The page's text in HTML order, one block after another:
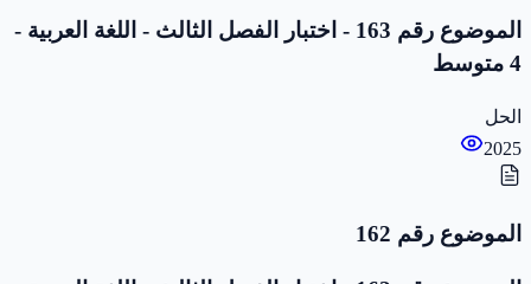
الموضوع رقم 163 - اختبار الفصل الثالث - اللغة العربية -
4 متوسط
الحل
2025
الموضوع رقم 162